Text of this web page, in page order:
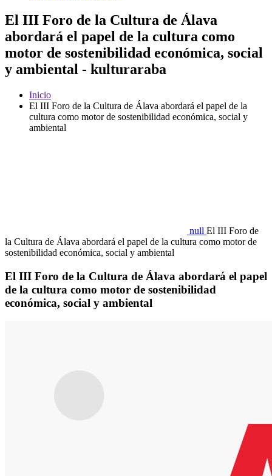
El III Foro de la Cultura de Álava
abordará el papel de la cultura como
motor de sostenibilidad económica, social
y ambiental - kulturaraba
Inicio
El III Foro de la Cultura de Álava abordará el papel de la
cultura como motor de sostenibilidad económica, social y
ambiental
null El III Foro de
la Cultura de Álava abordará el papel de la cultura como motor de
sostenibilidad económica, social y ambiental
El III Foro de la Cultura de Álava abordará el papel
de la cultura como motor de sostenibilidad
económica, social y ambiental